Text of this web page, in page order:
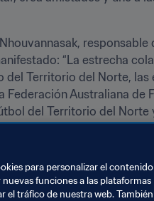
responsable
“La estrecha
del Territorio del Norte, las
Federación Australiana de
del Territorio del Norte
estrecho, trabajo en
poner una sonrisa a todos
por el fútbol en las
país”.
para personalizar el
funciones a las plataformas
el tráfico de nuestra web. También